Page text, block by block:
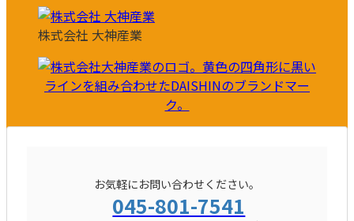
株式会社 大神産業
お気軽にお問い合わせください。
045-801-7541